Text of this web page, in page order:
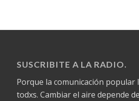
SUSCRIBITE A LA RADIO.
Porque la comunicación popular
todxs. Cambiar el aire depende